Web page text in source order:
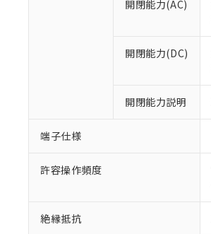
開閉能力(AC)
開閉能力(DC)
開閉能力説明
端子仕様
許容操作頻度
絶縁抵抗